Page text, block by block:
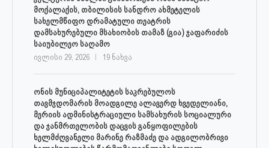
მოქალაქის, თბილისის სანდრო ახმეტელის
სახელმწიფო დრამატული თეატრის
დამსახურებული მსახიობის თამაზ (გია) ჯაფარიძის
საიუბილეო საღამო
ივლისი 29, 2026 19 ნახვა
ონის მუნიციპალიტეტის საკრებულოს
თავმჯდომარის მოადგილე ალავერდ ხვედელიანი,
მერიის ადმინისტრაციული სამსახურის სოციალური
და ჯანმრთელობის დაცვის განყოფილების
ხელმძღვანელი მარინე რაზმაძე და ადგილობრივი